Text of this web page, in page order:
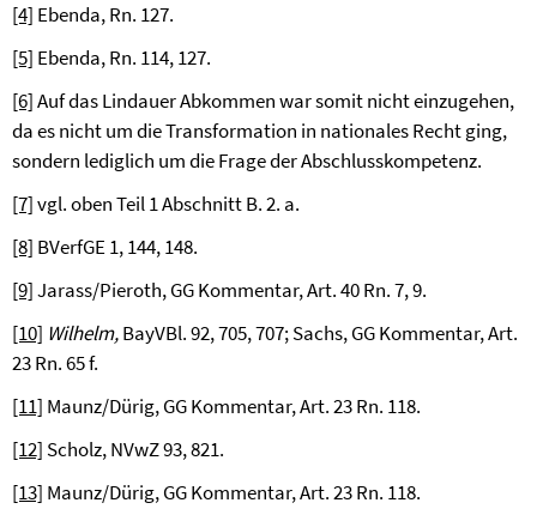
[4] Ebenda, Rn. 127.
[5] Ebenda, Rn. 114, 127.
[6]Auf das Lindauer Abkommen war somit nicht einzugehen,
da es nicht um die Transformation in nationales Recht ging,
sondern lediglich um die Frage der Abschlusskompetenz.
[7]vgl. oben Teil 1 Abschnitt B. 2. a.
[8] BVerfGE 1, 144, 148.
[9]Jarass/Pieroth, GG Kommentar, Art. 40 Rn. 7, 9.
[10] Wilhelm,BayVBl. 92, 705, 707; Sachs, GG Kommentar, Art.
23 Rn. 65f.
[11] Maunz/Dürig, GG Kommentar, Art. 23 Rn. 118.
[12] Scholz, NVwZ 93, 821.
[13] Maunz/Dürig, GG Kommentar, Art. 23 Rn. 118.